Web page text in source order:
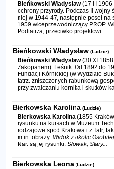
Bieńkowski Władysław(17 III 1906
ochrony przyrody. Podczas II wojny
niej w 1944-47, następnie poseł na
1959 wiceprzewodniczący PROP.
Podtatrza, przeciwko projektowi...
Bieńkowski Władysław (Ludzie)
Bieńkowski Władysław(30 XI 1858
Zakopanem). Leśnik. Od 1892 do
Fundacji Kórnickiej (w Wydziale
tatrz. zniszczonych rabunkową
przy zwalczaniu kornika i skutków
Bierkowska Karolina (Ludzie)
Bierkowska Karolina (1855
rysunku na kursach w Muzeum
rodzajowe spod Krakowa i z Tatr,
m.in. obrazy: Widok z okolic Osobitej
Nar. są jej rysunki: Słowak, Stary...
Bierkowska Leona (Ludzie)